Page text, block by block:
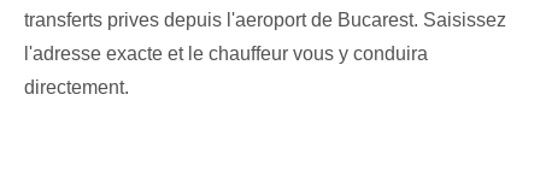
transferts prives depuis l'aeroport de Bucarest. Saisissez
l'adresse exacte et le chauffeur vous y conduira
directement.